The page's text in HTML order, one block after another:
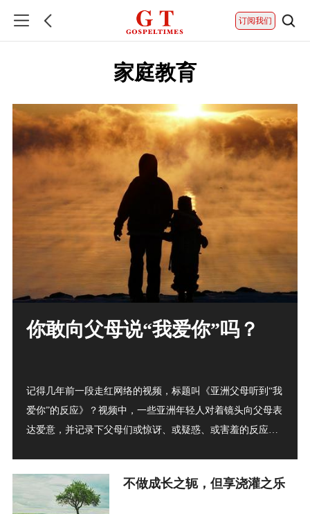
订阅我们
家庭教育
你敢向父母说“我爱你”吗？
记得几年前一段走红网络的视频，标题叫《亚洲父母听到“我
爱你”的反应》？视频中，一些亚洲年轻人对着镜头向父母表
达爱意，并记录下父母们或惊讶、或疑惑、或害羞的反应。
不做成长之轭，但享浇灌之乐